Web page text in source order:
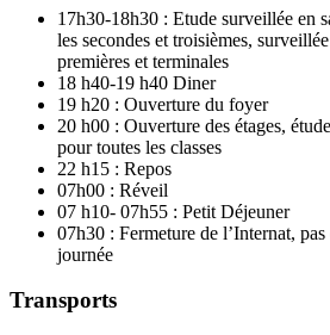
17h30-18h30 : Etude surveillée en
les secondes et troisièmes,
premières et terminales
18 h40-19 h40 Diner
19 h20 : Ouverture du foyer
20 h00 : Ouverture des étages,
pour toutes les classes
22 h15 : Repos
07h00 : Réveil
07 h10- 07h55 : Petit Déjeuner
07h30 : Fermeture de l’Internat, pas
journée
Transports